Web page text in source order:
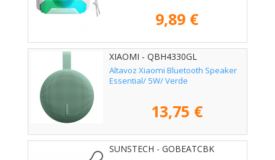
9,89 €
XIAOMI - QBH4330GL
Altavoz Xiaomi Bluetooth Speaker
Essential/ 5W/ Verde
13,75 €
SUNSTECH - GOBEATCBK